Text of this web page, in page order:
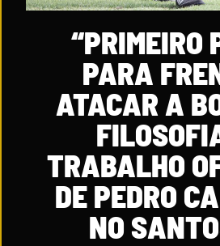
“PRIMEIRO
PARA
ATACAR A
TRABALHO
DE PEDRO
NO